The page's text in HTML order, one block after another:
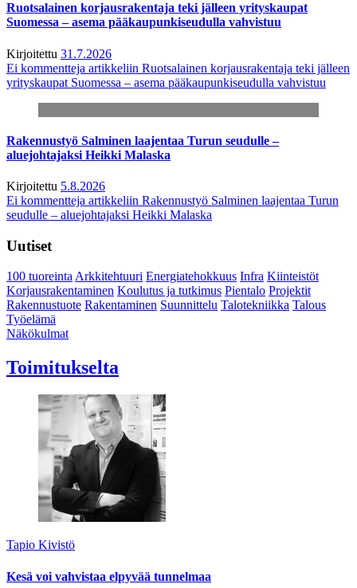
Ruotsalainen korjausrakentaja teki jälleen yrityskaupat
Suomessa – asema pääkaupunkiseudulla vahvistuu
Kirjoitettu 31.7.2026
Ei kommentteja artikkeliin Ruotsalainen korjausrakentaja teki jälleen
yrityskaupat Suomessa – asema pääkaupunkiseudulla vahvistuu
Rakennustyö Salminen laajentaa Turun seudulle –
aluejohtajaksi Heikki Malaska
Kirjoitettu 5.8.2026
Ei kommentteja artikkeliin Rakennustyö Salminen laajentaa Turun
seudulle – aluejohtajaksi Heikki Malaska
Uutiset
100 tuoreintaArkkitehtuuri Energiatehokkuus Infra Kiinteistöt
Korjausrakentaminen Koulutus ja tutkimus Pientalo Projektit
Rakennustuote Rakentaminen Suunnittelu Talotekniikka Talous
Työelämä
Näkökulmat
Toimitukselta
Tapio Kivistö
Kesä voi vahvistaa elpyvää tunnelmaa